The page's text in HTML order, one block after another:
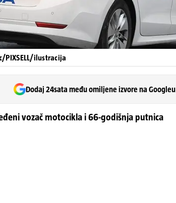
PIXSELL/ilustracija
Dodaj 24sata među omiljene izvore na Googleu
vozač motocikla i 66-godišnja putnica